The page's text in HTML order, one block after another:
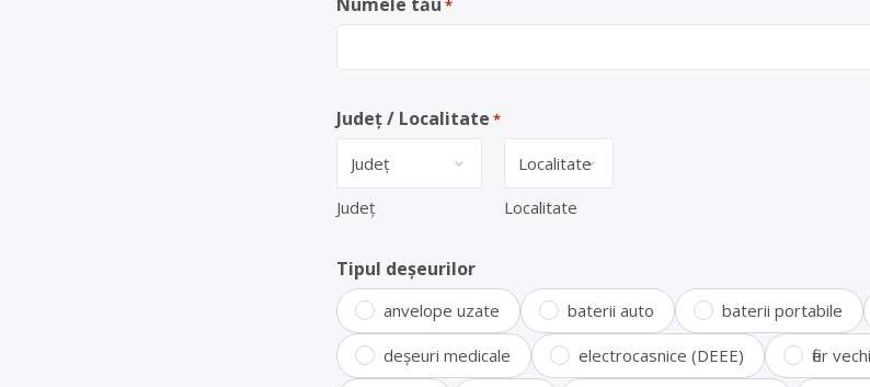
*
Județ / Localitate *
Județ Localitate
Tipul deșeurilor
anvelope uzate baterii auto baterii portabile
deșeuri medicale electrocasnice (DEEE) fier